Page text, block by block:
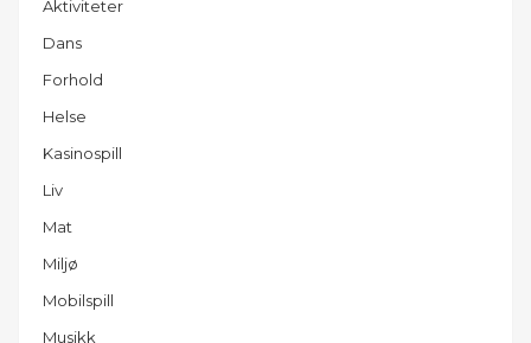
Aktiviteter
Dans
Forhold
Helse
Kasinospill
Liv
Mat
Miljø
Mobilspill
Musikk